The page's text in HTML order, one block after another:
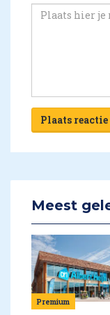
Plaats reactie
Meest
Premium